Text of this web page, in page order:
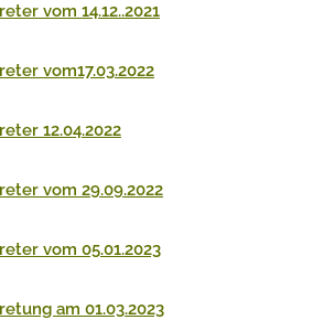
vom 14.12..2021
vom17.03.2022
12.04.2022
vom 29.09.2022
vom 05.01.2023
am 01.03.2023